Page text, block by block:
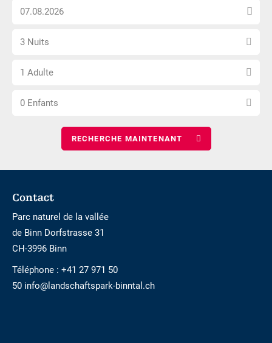
n\'est
accessible
Choisissez
date
Sélectionnez
nombre
nuits
3 Nuits
Choisissez
nombre
1 Adulte
Choisissez
0 Enfants
Footer
Contact
Parc naturel de la vallée
de Binn Dorfstrasse 31
CH-3996 Binn
Téléphone : +41 27 971 50
50 info@landschaftspark-binntal.ch